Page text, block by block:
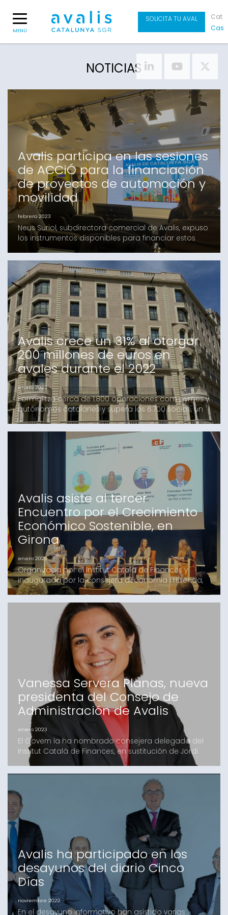
MENÚ
SOLICITA TU AVAL
Cat
Cas
NOTICIAS
Avalis participa en las sesiones
de ACCiÓ para la financiación
de proyectos de automoción y
movilidad
febrero 2023
Neus Suriol, subdirectora comercial de Avalis, expuso
los instrumentos disponibles para financiar estos
proyectosBarcelona, 31 de enero de 2023.- Neus
Suriol, subdirectora comercial de Avalis, expuso los
instrumentos de la entidad disponibles para
financiar proyectos del sector del automóvil y de la
movilidad en las jornadas organizadas por la Agen
Avalis crece un 31% al otorgar
200 millones de euros en
avales durante el 2022
enero 2023
Formalitza cerca de 1.800 operaciones com pymes y
autónomos catalanes y supera los 6.700 socios, un
6% més que el año anteriorAvalis ha cerrado el
ejercicio 2022 con un total de 1.723 nuevas
operaciones, por valor de 200 millones de euros a
favor de pymes y autónomos, lo que supone un
garantizados en relació
Avalis asiste al tercer
Encuentro por el Crecimiento
Económico Sostenible, en
Girona
enero 2023
Organizada por el Institut Català de Finances y
inaugurada por la consejera d'Economia i Hisenda,
Natàlia Mas GuixGirona, 26 de enero de 2023.- El
delegado de zona de Girona, Vicenç Ribas Martinez,
fue uno del centenar de representantes de
entidades y empresas que participaron en el tercer
Encuentro por el Crecimiento Económico Sostenible,
Vanessa Servera Planas, nueva
presidenta del Consejo de
Administración de Avalis
enero 2023
El Govern la ha nombrado consejera delegada del
Institut Català de Finances, en sustitución de Jordi
Òliva Ritort Barcelona, 10 de enero de 2023.- El
Gobierno ha nombrado a Vanessa Servera Planas
consejera delegadadel Institut Català de Finances
(ICF) y, por consiguiente, presidenta del Consejo de
Administración de Avalis en representación del ICF.
Avalis ha participado en los
desayunos del diario Cinco
Días
noviembre 2022
En el desayuno informativo han asistido varias